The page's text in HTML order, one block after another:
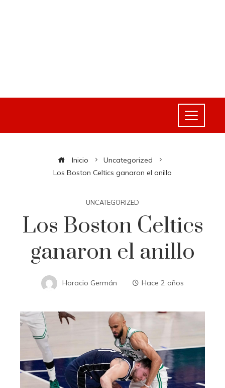
Inicio
Uncategorized
Los Boston Celtics ganaron el anillo
UNCATEGORIZED
Los Boston Celtics
ganaron el anillo
Horacio Germán Hace 2 años